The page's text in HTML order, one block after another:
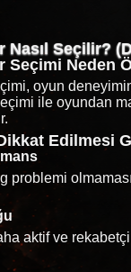
Nasıl Seçilir?
Seçimi Neden
oyun
ile oyundan
Edilmesi
problemi
aktif ve